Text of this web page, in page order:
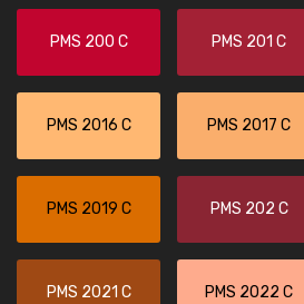
PMS 200 C PMS 201 C
PMS 2016 C PMS 2017 C
PMS 2019 C PMS 202 C
PMS 2021 C PMS 2022 C